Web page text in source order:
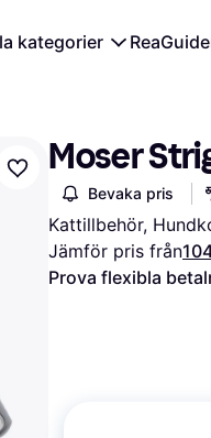
kategorier Rea
Moser
Bevaka pris
Kattillbehör,
Jämför pris från
Prova flexibla